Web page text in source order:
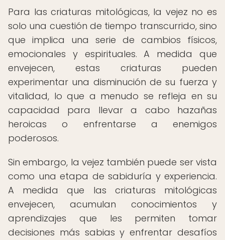
Para las criaturas mitológicas, la vejez no es
solo una cuestión de tiempo transcurrido, sino
que implica una serie de cambios físicos,
emocionales y espirituales. A medida que
envejecen, estas criaturas pueden
experimentar una disminución de su fuerza y
vitalidad, lo que a menudo se refleja en su
capacidad para llevar a cabo hazañas
heroicas o enfrentarse a enemigos
poderosos.
Sin embargo, la vejez también puede ser vista
como una etapa de sabiduría y experiencia.
A medida que las criaturas mitológicas
envejecen, acumulan conocimientos y
aprendizajes que les permiten tomar
decisiones más sabias y enfrentar desafíos